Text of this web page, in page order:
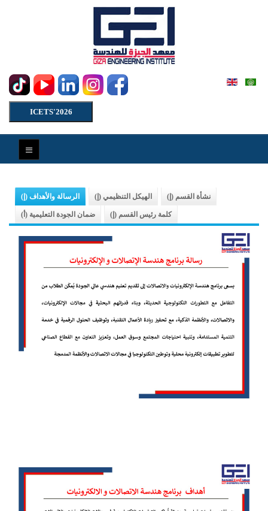
ICETS'2026
الرسالة والأهداف (إ) الهيكل التنظيمي (إ) نشأة القسم (إ)
ضمان الجودة التعليمية (أ) كلمة رئيس القسم (إ)